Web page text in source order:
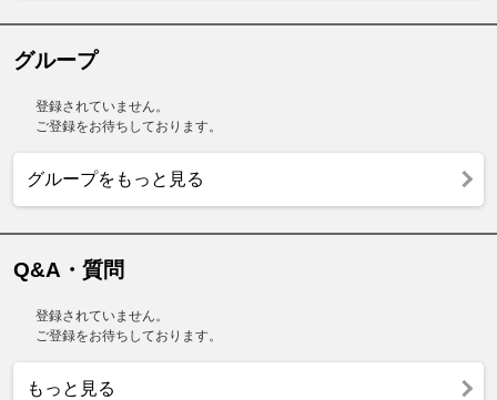
グループ
登録されていません。
ご登録をお待ちしております。
グループをもっと見る
Q&A・質問
登録されていません。
ご登録をお待ちしております。
もっと見る